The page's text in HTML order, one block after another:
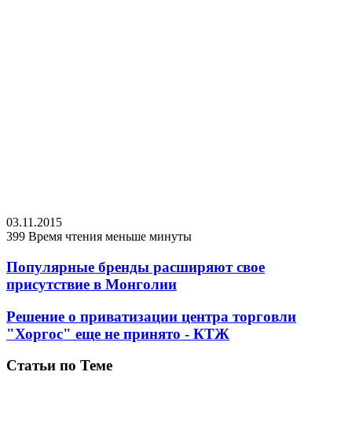
03.11.2015
399 Время чтения меньше минуты
Популярные бренды расширяют свое
присутствие в Монголии
Решение о приватизации центра торговли
"Хоргос" еще не принято - КТЖ
Статьи по Теме